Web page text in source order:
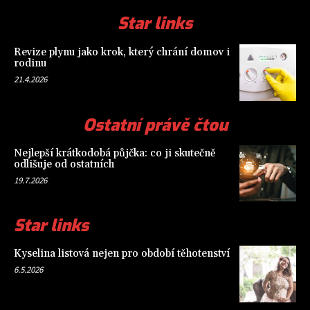
Star links
Revize plynu jako krok, který chrání domov i
rodinu
21.4.2026
Ostatní právě čtou
Nejlepší krátkodobá půjčka: co ji skutečně
odlišuje od ostatních
19.7.2026
Star links
Kyselina listová nejen pro období těhotenství
6.5.2026